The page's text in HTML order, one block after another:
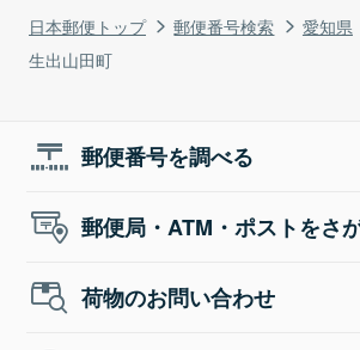
日本郵便トップ 郵便番号検索 愛知県
生出山田町
郵便番号を調べる
郵便局・ATM・ポストをさ
荷物のお問い合わせ